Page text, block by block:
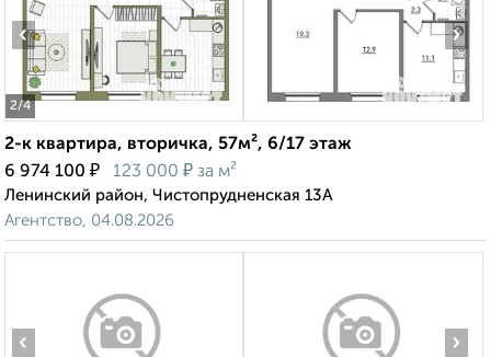
2/4
‹ ›
2-к квартира, вторичка, 57м², 6/17 этаж
6 974 100 ₽ 123 000 ₽ за м²
Ленинский район, Чистопрудненская 13А
Агентство, 04.08.2026
‹ ›